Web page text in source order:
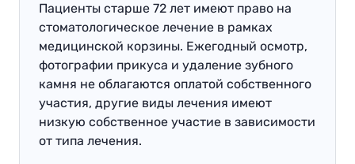
Пациенты старше 72 лет имеют право на
стоматологическое лечение в рамках
медицинской корзины. Ежегодный осмотр,
фотографии прикуса и удаление зубного
камня не облагаются оплатой собственного
участия, другие виды лечения имеют
низкую собственное участие в зависимости
от типа лечения.